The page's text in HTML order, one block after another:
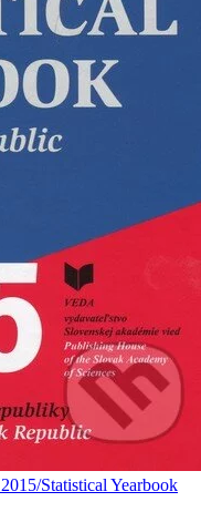
Statistical Yearbook